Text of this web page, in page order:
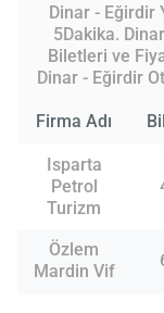
Dinar - Eğirdir
5Dakika.
Biletleri ve
Dinar - Eğirdir
Firma Adı
Isparta
Petrol
Turizm
Özlem
Mardin Vif